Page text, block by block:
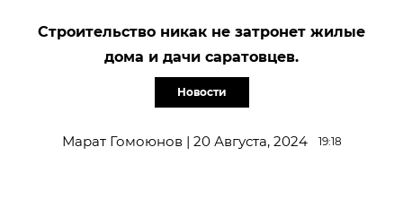
Строительство никак не затронет жилые
дома и дачи саратовцев.
Новости
Марат Гомоюнов | 20 Августа, 2024 19:18